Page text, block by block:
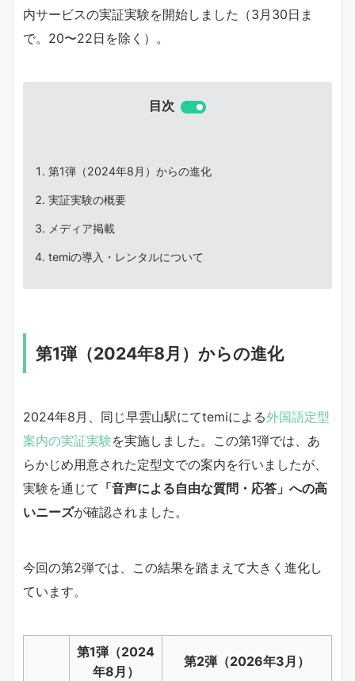
内サービスの実証実験を開始しました（3月30日ま
で。20〜22日を除く）。
目次
第1弾（2024年8月）からの進化
実証実験の概要
メディア掲載
temiの導入・レンタルについて
第1弾（2024年8月）からの進化
2024年8月、同じ早雲山駅にてtemiによる外国語定型
案内の実証実験を実施しました。この第1弾では、あ
らかじめ用意された定型文での案内を行いましたが、
実験を通じて 「音声による自由な質問・応答」への高
いニーズが確認されました。
今回の第2弾では、この結果を踏まえて大きく進化し
ています。
第1弾（2024
年8月）
第2弾（2026年3月）